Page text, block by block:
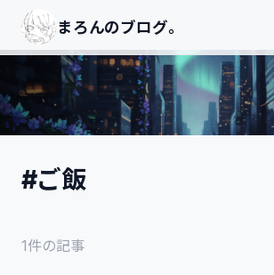
まろんのブログ｡
#ご飯
1件の記事